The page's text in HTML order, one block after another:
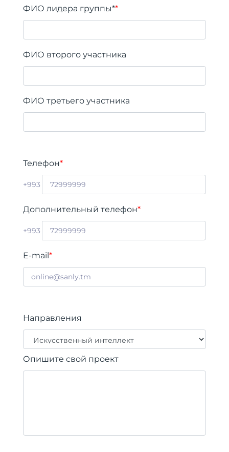
ФИО лидера группы**
ФИО второго участника
ФИО третьего участника
Телефон*
+993
Дополнительный телефон*
+993
E-mail*
Направления
Опишите свой проект